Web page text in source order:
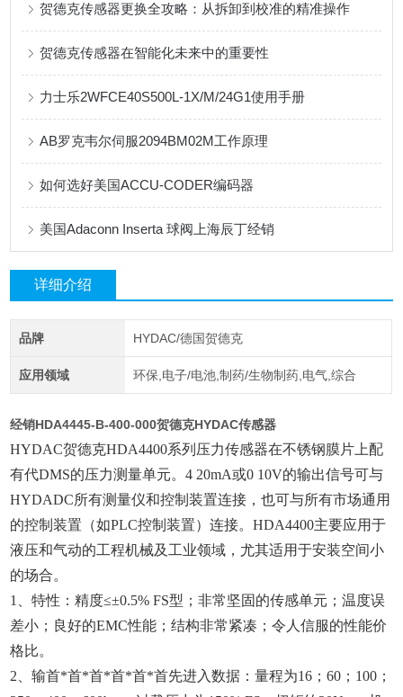
贺德克传感器更换全攻略：从拆卸到校准的精准操作
贺德克传感器在智能化未来中的重要性
力士乐2WFCE40S500L-1X/M/24G1使用手册
AB罗克韦尔伺服2094BM02M工作原理
如何选好美国ACCU-CODER编码器
美国Adaconn Inserta 球阀上海辰丁经销
详细介绍
品牌 HYDAC/德国贺德克
应用领域 环保,电子/电池,制药/生物制药,电气,综合
经销HDA4445-B-400-000贺德克HYDAC传感器
HYDAC贺德克HDA4400系列压力传感器在不锈钢膜片上配
有代DMS的压力测量单元。4 20mA或0 10V的输出信号可与
HYDADC所有测量仪和控制装置连接，也可与所有市场通用
的控制装置（如PLC控制装置）连接。HDA4400主要应用于
液压和气动的工程机械及工业领域，尤其适用于安装空间小
的场合。
1、特性：精度≤±0.5% FS型；非常坚固的传感单元；温度误
差小；良好的EMC性能；结构非常紧凑；令人信服的性能价
格比。
2、输首*首*首*首*首*首先进入数据：量程为16；60；100；